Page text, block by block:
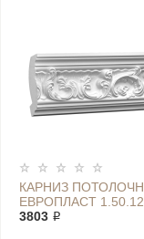
КАРНИЗ
ЕВРОПЛАСТ
3803 ₽